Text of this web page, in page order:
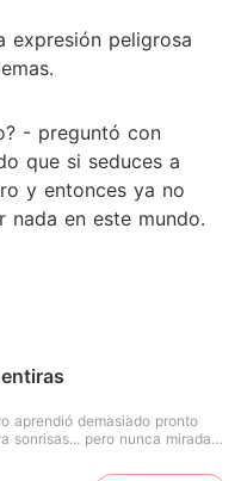
expresión peligrosa
- preguntó con
que si seduces a
y entonces ya no
en este mundo.
aprendió demasiado pronto
sonrisas... pero nunca miradas
en creer, vive rodeada de gente